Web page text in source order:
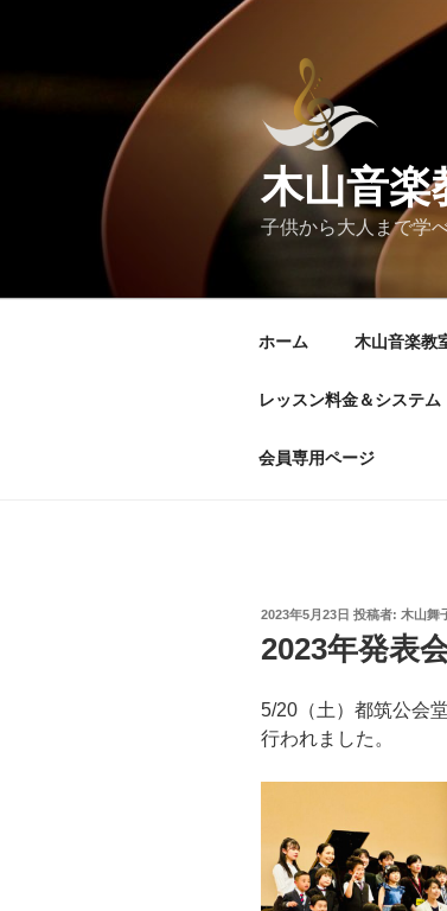
木山音楽
子供から大人まで学
ホーム 木山音楽教
レッスン料金＆システム
会員専用ページ
投
日:
2023年5月23日 投稿者: 木山舞
2023年発表
5/20（土）都筑公会
行われました。